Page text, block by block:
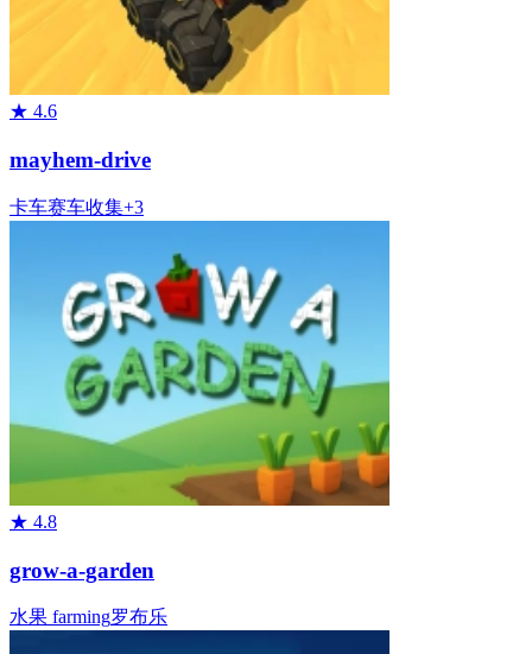
★ 4.6
mayhem-drive
卡车赛车收集+3
★ 4.8
grow-a-garden
水果 farming罗布乐